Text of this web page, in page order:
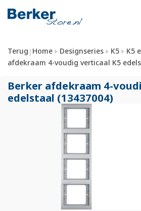
Terug | Home Designseries K5 K5
afdekraam 4-voudig verticaal K5
Berker afdekraam 4-
edelstaal (13437004)